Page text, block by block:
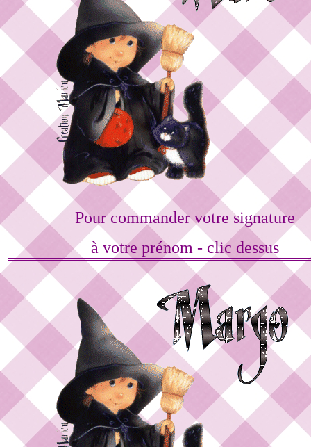
Pour commander votre signature
à votre prénom - clic dessus